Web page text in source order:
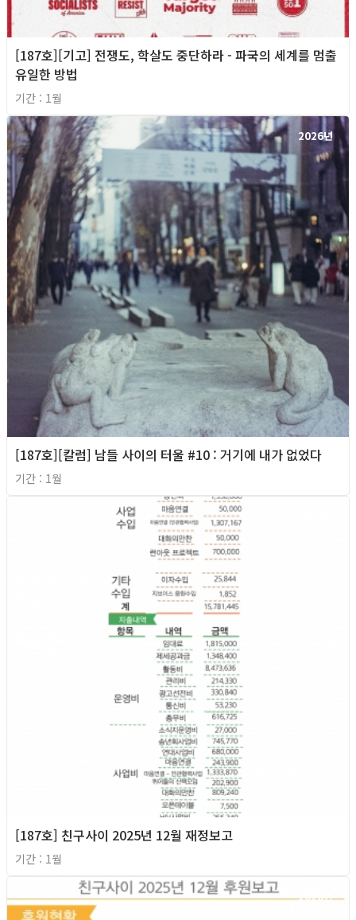
[187호][기고] 전쟁도, 학살도 중단하라 - 파국의 세계를 멈출
유일한 방법
기간 : 1월
2026년
[187호][칼럼] 남들 사이의 터울 #10 : 거기에 내가 없었다
기간 : 1월
[187호] 친구사이 2025년 12월 재정보고
기간 : 1월
2026년